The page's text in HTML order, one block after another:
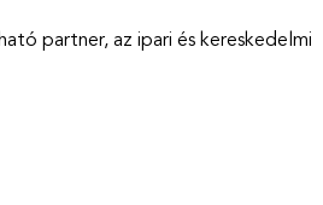
partner, az ipari és kereskedelmi